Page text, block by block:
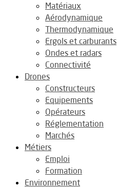
Matériaux
Aérodynamique
Thermodynamique
Ergols et carburants
Ondes et radars
Connectivité
Drones
Constructeurs
Equipements
Opérateurs
Réglementation
Marchés
Métiers
Emploi
Formation
Environnement